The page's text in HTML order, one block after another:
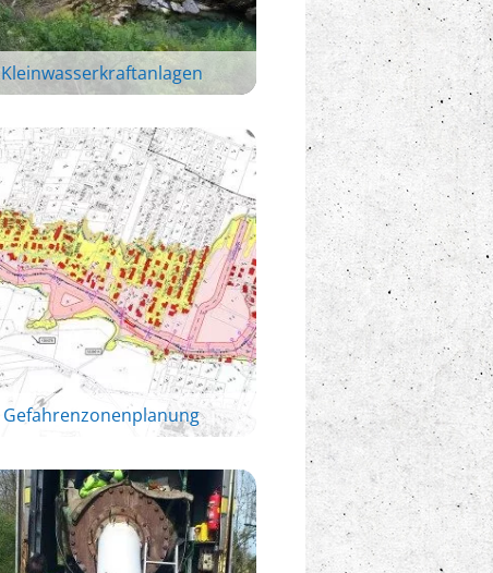
Kleinwasserkraftanlagen
Gefahrenzonenplanung